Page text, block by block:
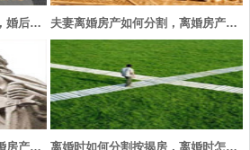
婚前按揭房产离婚时的分割，婚后按揭房产离婚如何分割 夫妻离婚房产如何分割，离婚房产分割后如何过户
离婚房产价值如何确定，离婚房产如何分割 离婚时如何分割按揭房，离婚时怎样分割房改房